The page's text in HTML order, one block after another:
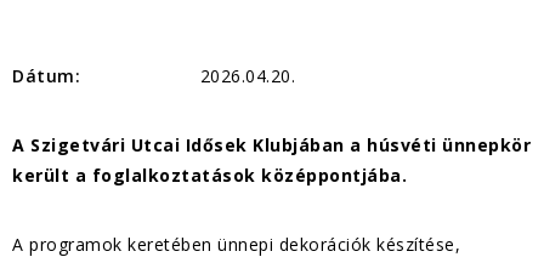
Dátum: 2026.04.20.
A Szigetvári Utcai Idősek Klubjában a húsvéti ünnepkör
került a foglalkoztatások középpontjába.
A programok keretében ünnepi dekorációk készítése,